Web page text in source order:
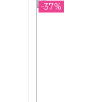
-37%